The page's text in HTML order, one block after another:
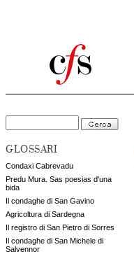
GLOSSARI
Condaxi Cabrevadu
Predu Mura. Sas poesias d'una
bida
Il condaghe di San Gavino
Agricoltura di Sardegna
Il registro di San Pietro di Sorres
Il condaghe di San Michele di
Salvennor